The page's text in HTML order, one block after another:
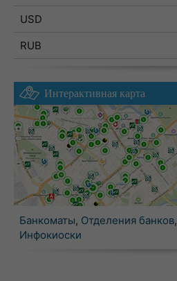
USD
RUB
Интерактивная карта
Банкоматы, Отделения банков,
Инфокиоски